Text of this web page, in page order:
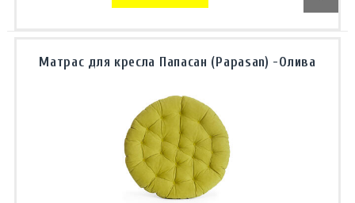
Матрас для кресла Папасан (Papasan) -Олива